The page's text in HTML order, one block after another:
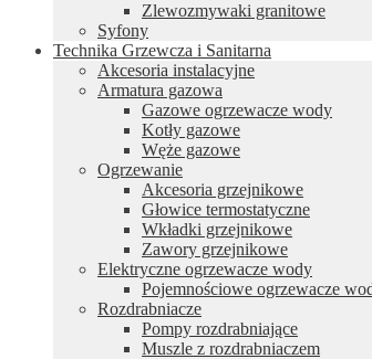
Zlewozmywaki granitowe
Syfony
Technika Grzewcza i Sanitarna
Akcesoria instalacyjne
Armatura gazowa
Gazowe ogrzewacze wody
Kotły gazowe
Węże gazowe
Ogrzewanie
Akcesoria grzejnikowe
Głowice termostatyczne
Wkładki grzejnikowe
Zawory grzejnikowe
Elektryczne ogrzewacze wody
Pojemnościowe ogrzewacze
Rozdrabniacze
Pompy rozdrabniające
Muszle z rozdrabniaczem